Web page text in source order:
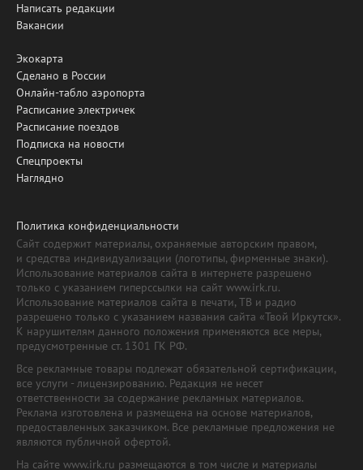
Написать редакции
Вакансии
Экокарта
Сделано в России
Онлайн-табло аэропорта
Расписание электричек
Расписание поездов
Подписка на новости
Спецпроекты
Наглядно
Политика конфиденциальности
Сайт содержит материалы, охраняемые авторским правом,
и средства индивидуализации (логотипы, фирменные знаки).
Использование материалов сайта в интернете разрешено
только с указанием гиперссылки на сайт www.irk.ru.
Использование материалов сайта в печати, ТВ и радио
разрешено только с указанием названия сайта «Твой Иркутск».
К нарушителям данного положения применяются все меры,
предусмотренные ст. 1301 ГК РФ.
Все рекламные товары подлежат обязательной сертификации,
все услуги - лицензированию. Редакция не несет
ответственности за содержание рекламных материалов.
Реклама изготовлена и размещена на основе материалов,
предоставленных заказчиком. Все рекламные предложения не
являются публичной офертой.
На сайте www.irk.ru размещаются в том числе и материалы